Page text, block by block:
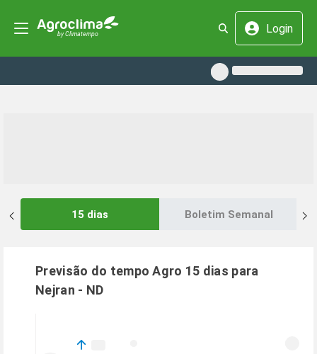
Login
15 dias Boletim Semanal
Previsão do tempo Agro 15 dias para
Nejran - ND